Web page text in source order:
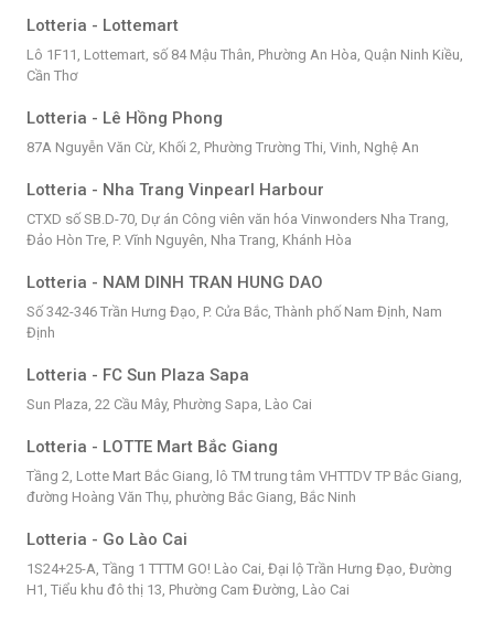
Lotteria - Lottemart
Lô 1F11, Lottemart, số 84 Mậu Thân, Phường An Hòa, Quận Ninh Kiều,
Cần Thơ
Lotteria - Lê Hồng Phong
87A Nguyễn Văn Cừ, Khối 2, Phường Trường Thi, Vinh, Nghệ An
Lotteria - Nha Trang Vinpearl Harbour
CTXD số SB.D-70, Dự án Công viên văn hóa Vinwonders Nha Trang,
Đảo Hòn Tre, P. Vĩnh Nguyên, Nha Trang, Khánh Hòa
Lotteria - NAM DINH TRAN HUNG DAO
Số 342-346 Trần Hưng Đạo, P. Cửa Bắc, Thành phố Nam Định, Nam
Định
Lotteria - FC Sun Plaza Sapa
Sun Plaza, 22 Cầu Mây, Phường Sapa, Lào Cai
Lotteria - LOTTE Mart Bắc Giang
Tầng 2, Lotte Mart Bắc Giang, lô TM trung tâm VHTTDV TP Bắc Giang,
đường Hoàng Văn Thụ, phường Bắc Giang, Bắc Ninh
Lotteria - Go Lào Cai
1S24+25-A, Tầng 1 TTTM GO! Lào Cai, Đại lộ Trần Hưng Đạo, Đường
H1, Tiểu khu đô thị 13, Phường Cam Đường, Lào Cai